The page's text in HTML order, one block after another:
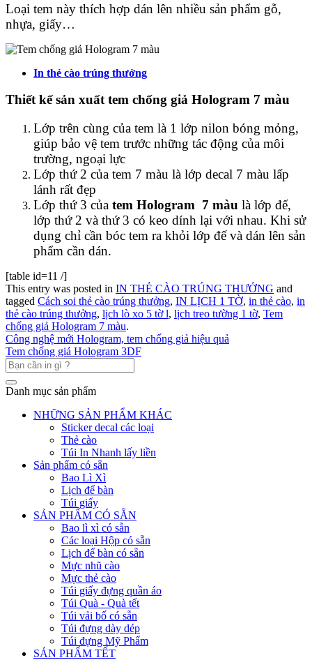
Loại tem này thích hợp dán lên nhiều sản phẩm gỗ,
nhựa, giấy…
In thẻ cào trúng thưởng
Thiết kế sản xuất tem chống giả Hologram 7 màu
Lớp trên cùng của tem là 1 lớp nilon bóng mỏng,
giúp bảo vệ tem trước những tác động của môi
trường, ngoại lực
Lớp thứ 2 của tem 7 màu là lớp decal 7 màu lấp
lánh rất đẹp
Lớp thứ 3 của tem Hologram 7 màu là lớp đế,
lớp thứ 2 và thứ 3 có keo dính lại với nhau. Khi sử
dụng chỉ cần bóc tem ra khỏi lớp đế và dán lên sản
phẩm cần dán.
[table id=11 /]
This entry was posted in IN THẺ CÀO TRÚNG THƯỞNG and
tagged Cách soi thẻ cào trúng thưởng, IN LỊCH 1 TỜ, in thẻ cào, in
thẻ cào trúng thưởng, lịch lò xo 5 tờ l, lịch treo tường 1 tờ, Tem
chống giả Hologram 7 màu.
Công nghệ mới Hologram, tem chống giả hiệu quả
Tem chống giả Hologram 3DF
Danh mục sản phẩm
NHỮNG SẢN PHẨM KHÁC
Sticker decal các loại
Thẻ cào
Túi In Nhanh lấy liền
Sản phẩm có sẵn
Bao Lì Xì
Lịch để bàn
Túi giấy
SẢN PHẨM CÓ SẴN
Bao lì xì có sẵn
Các loại Hộp có sẵn
Lịch để bàn có sẵn
Mực nhũ cào
Mực thẻ cào
Túi giấy đựng quần áo
Túi Quà - Quà tết
Túi vải bố có sẵn
Túi đựng dày dép
Túi đựng Mỹ Phẩm
SẢN PHẨM TẾT